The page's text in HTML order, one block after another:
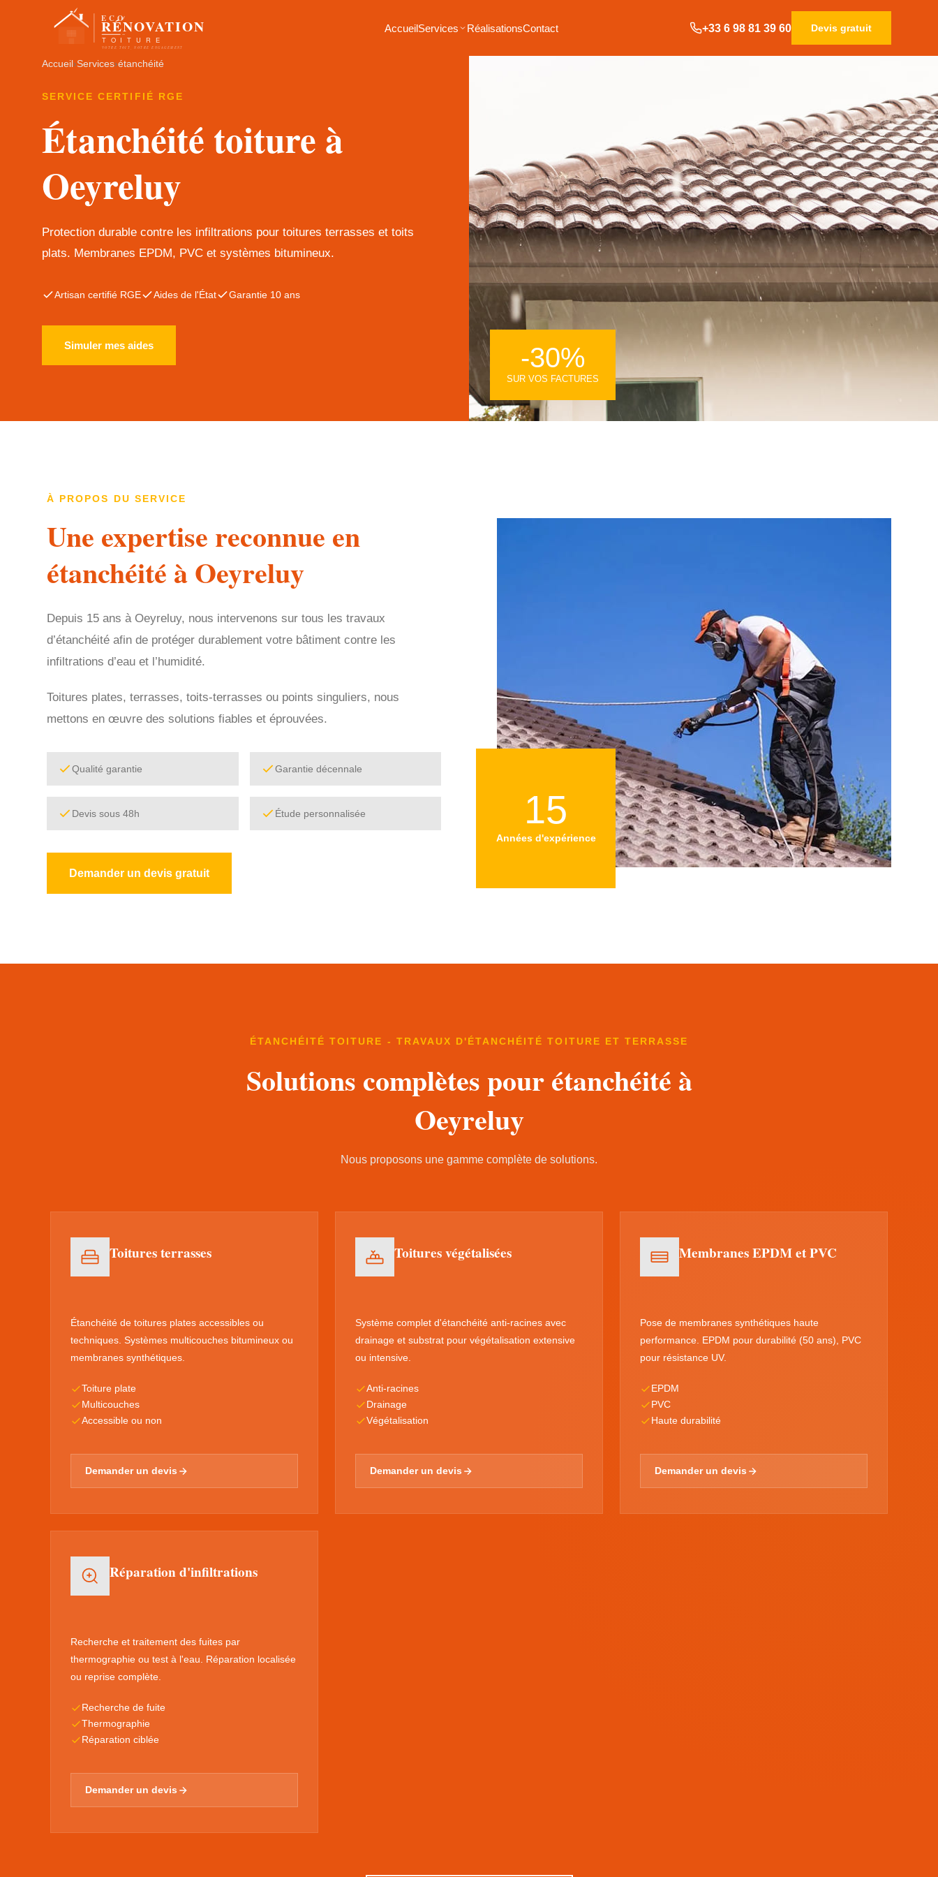
AccueilServices RéalisationsContact +33 6 98 81 39 60 Devis gratuit
Accueil ›Services›étanchéité
SERVICE CERTIFIÉ RGE
Étanchéité toiture à
Oeyreluy
Protection durable contre les infiltrations pour toitures terrasses et toits
plats. Membranes EPDM, PVC et systèmes bitumineux.
Artisan certifié RGE Aides de l'État Garantie 10 ans
Simuler mes aides -30%
SUR VOS FACTURES
À PROPOS DU SERVICE
Une expertise reconnue en
étanchéité à Oeyreluy
Depuis 15 ans à Oeyreluy, nous intervenons sur tous les travaux
d’étanchéité afin de protéger durablement votre bâtiment contre les
infiltrations d’eau et l’humidité.
Toitures plates, terrasses, toits-terrasses ou points singuliers, nous
mettons en œuvre des solutions fiables et éprouvées.
Qualité garantie Garantie décennale
Devis sous 48h Étude personnalisée
Demander un devis gratuit
15
Années d'expérience
ÉTANCHÉITÉ TOITURE - TRAVAUX D'ÉTANCHÉITÉ TOITURE ET TERRASSE
Solutions complètes pour étanchéité à
Oeyreluy
Nous proposons une gamme complète de solutions.
Toitures terrasses
Étanchéité de toitures plates accessibles ou
techniques. Systèmes multicouches bitumineux ou
membranes synthétiques.
Toiture plate
Multicouches
Accessible ou non
Demander un devis
Toitures végétalisées
Système complet d'étanchéité anti-racines avec
drainage et substrat pour végétalisation extensive
ou intensive.
Anti-racines
Drainage
Végétalisation
Demander un devis
Membranes EPDM et PVC
Pose de membranes synthétiques haute
performance. EPDM pour durabilité (50 ans), PVC
pour résistance UV.
EPDM
PVC
Haute durabilité
Demander un devis
Réparation d'infiltrations
Recherche et traitement des fuites par
thermographie ou test à l'eau. Réparation localisée
ou reprise complète.
Recherche de fuite
Thermographie
Réparation ciblée
Demander un devis